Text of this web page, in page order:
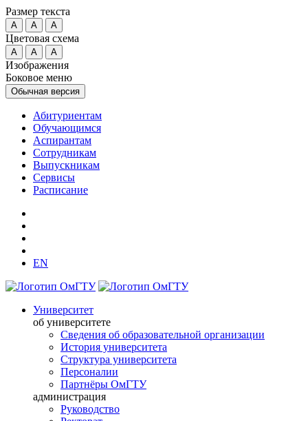
Размер текста
A A A
Цветовая схема
A A A
Изображения
Боковое меню
Обычная версия
Абитуриентам
Обучающимся
Аспирантам
Сотрудникам
Выпускникам
Сервисы
Расписание
EN
Университет
об университете
Сведения об образовательной организации
История университета
Структура университета
Персоналии
Партнёры ОмГТУ
администрация
Руководство